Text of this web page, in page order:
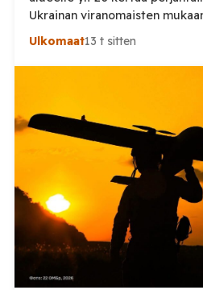
Ukrainan viranomaisten
drooneilla ja tykistöllä viidelle
alueellisen sotilashallinnon
kertoi perjantaiaamuna 7.
hyökkäsivät yön aikana yli 20
Nikopolin alueella iskuja
kaupunkiin sekä […]
Ulkomaat13 t sitten